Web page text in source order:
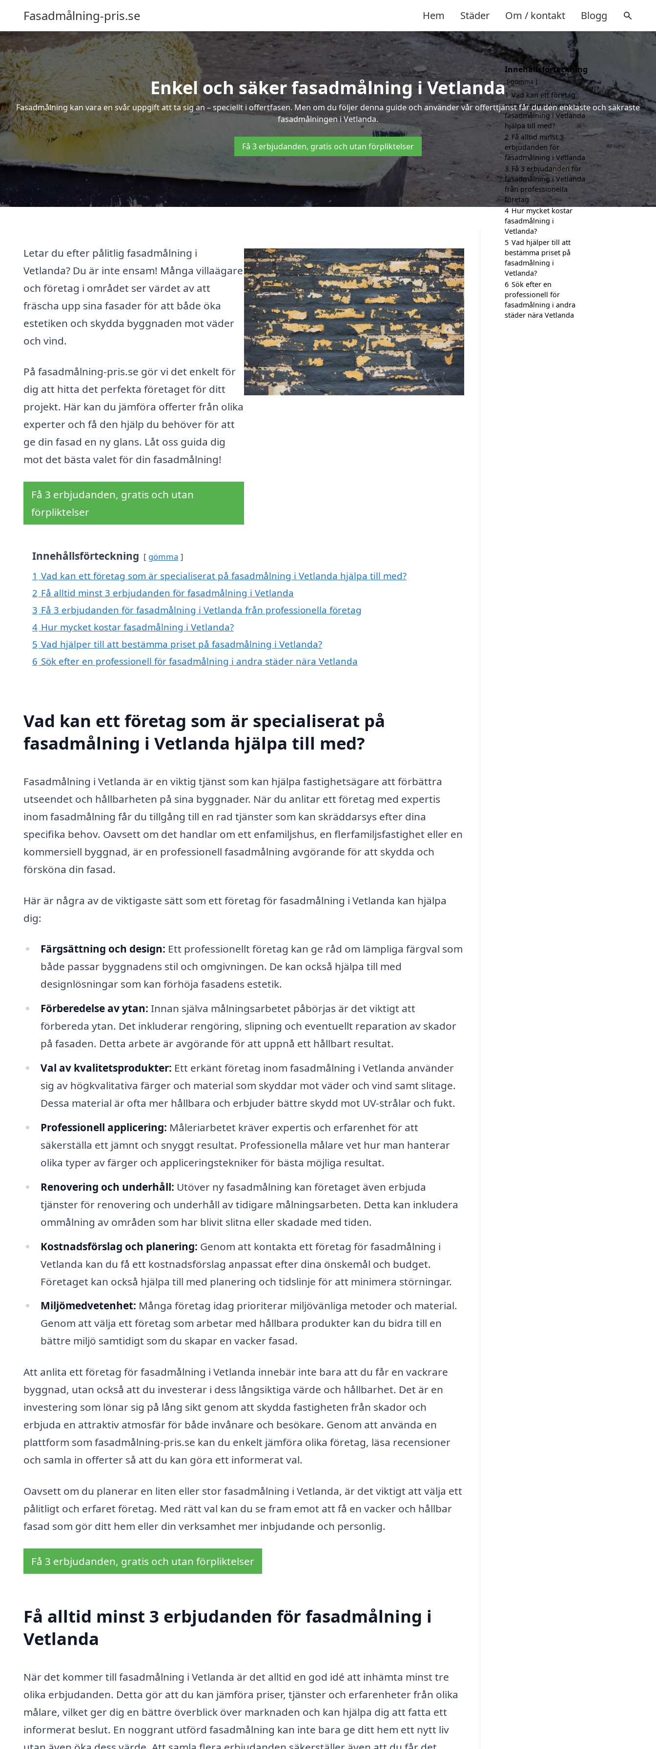
Fasadmålning-pris.se Hem Städer Om / kontakt Blogg
Enkel och säker fasadmålning i Vetlanda
Fasadmålning kan vara en svår uppgift att ta sig an – speciellt i offertfasen. Men om du följer denna guide och använder vår offerttjänst får du den enklaste och säkraste
fasadmålningen i Vetlanda.
Få 3 erbjudanden, gratis och utan förpliktelser
Letar du efter pålitlig fasadmålning i
Vetlanda? Du är inte ensam! Många villaägare
och företag i området ser värdet av att
fräscha upp sina fasader för att både öka
estetiken och skydda byggnaden mot väder
och vind.
På fasadmålning-pris.se gör vi det enkelt för
dig att hitta det perfekta företaget för ditt
projekt. Här kan du jämföra offerter från olika
experter och få den hjälp du behöver för att
ge din fasad en ny glans. Låt oss guida dig
mot det bästa valet för din fasadmålning!
Få 3 erbjudanden, gratis och utan
förpliktelser
Innehållsförteckning gömma
1 Vad kan ett företag som är specialiserat på fasadmålning i Vetlanda hjälpa till med?
2 Få alltid minst 3 erbjudanden för fasadmålning i Vetlanda
3 Få 3 erbjudanden för fasadmålning i Vetlanda från professionella företag
4 Hur mycket kostar fasadmålning i Vetlanda?
5 Vad hjälper till att bestämma priset på fasadmålning i Vetlanda?
6 Sök efter en professionell för fasadmålning i andra städer nära Vetlanda
Vad kan ett företag som är specialiserat på
fasadmålning i Vetlanda hjälpa till med?
Fasadmålning i Vetlanda är en viktig tjänst som kan hjälpa fastighetsägare att förbättra
utseendet och hållbarheten på sina byggnader. När du anlitar ett företag med expertis
inom fasadmålning får du tillgång till en rad tjänster som kan skräddarsys efter dina
specifika behov. Oavsett om det handlar om ett enfamiljshus, en flerfamiljsfastighet eller en
kommersiell byggnad, är en professionell fasadmålning avgörande för att skydda och
försköna din fasad.
Här är några av de viktigaste sätt som ett företag för fasadmålning i Vetlanda kan hjälpa
dig:
Färgsättning och design: Ett professionellt företag kan ge råd om lämpliga färgval som
både passar byggnadens stil och omgivningen. De kan också hjälpa till med
designlösningar som kan förhöja fasadens estetik.
Förberedelse av ytan: Innan själva målningsarbetet påbörjas är det viktigt att
förbereda ytan. Det inkluderar rengöring, slipning och eventuellt reparation av skador
på fasaden. Detta arbete är avgörande för att uppnå ett hållbart resultat.
Val av kvalitetsprodukter: Ett erkänt företag inom fasadmålning i Vetlanda använder
sig av högkvalitativa färger och material som skyddar mot väder och vind samt slitage.
Dessa material är ofta mer hållbara och erbjuder bättre skydd mot UV-strålar och fukt.
Professionell applicering: Måleriarbetet kräver expertis och erfarenhet för att
säkerställa ett jämnt och snyggt resultat. Professionella målare vet hur man hanterar
olika typer av färger och appliceringstekniker för bästa möjliga resultat.
Renovering och underhåll: Utöver ny fasadmålning kan företaget även erbjuda
tjänster för renovering och underhåll av tidigare målningsarbeten. Detta kan inkludera
ommålning av områden som har blivit slitna eller skadade med tiden.
Kostnadsförslag och planering: Genom att kontakta ett företag för fasadmålning i
Vetlanda kan du få ett kostnadsförslag anpassat efter dina önskemål och budget.
Företaget kan också hjälpa till med planering och tidslinje för att minimera störningar.
Miljömedvetenhet: Många företag idag prioriterar miljövänliga metoder och material.
Genom att välja ett företag som arbetar med hållbara produkter kan du bidra till en
bättre miljö samtidigt som du skapar en vacker fasad.
Att anlita ett företag för fasadmålning i Vetlanda innebär inte bara att du får en vackrare
byggnad, utan också att du investerar i dess långsiktiga värde och hållbarhet. Det är en
investering som lönar sig på lång sikt genom att skydda fastigheten från skador och
erbjuda en attraktiv atmosfär för både invånare och besökare. Genom att använda en
plattform som fasadmålning-pris.se kan du enkelt jämföra olika företag, läsa recensioner
och samla in offerter så att du kan göra ett informerat val.
Oavsett om du planerar en liten eller stor fasadmålning i Vetlanda, är det viktigt att välja ett
pålitligt och erfaret företag. Med rätt val kan du se fram emot att få en vacker och hållbar
fasad som gör ditt hem eller din verksamhet mer inbjudande och personlig.
Få 3 erbjudanden, gratis och utan förpliktelser
Få alltid minst 3 erbjudanden för fasadmålning i
Vetlanda
När det kommer till fasadmålning i Vetlanda är det alltid en god idé att inhämta minst tre
olika erbjudanden. Detta gör att du kan jämföra priser, tjänster och erfarenheter från olika
målare, vilket ger dig en bättre överblick över marknaden och kan hjälpa dig att fatta ett
informerat beslut. En noggrant utförd fasadmålning kan inte bara ge ditt hem ett nytt liv
Innehållsförteckning
gömma
1 Vad kan ett företag
som är specialiserat på
fasadmålning i Vetlanda
hjälpa till med?
2 Få alltid minst 3
erbjudanden för
fasadmålning i Vetlanda
3 Få 3 erbjudanden för
fasadmålning i Vetlanda
från professionella
företag
4 Hur mycket kostar
fasadmålning i
Vetlanda?
5 Vad hjälper till att
bestämma priset på
fasadmålning i
Vetlanda?
6 Sök efter en
professionell för
fasadmålning i andra
städer nära Vetlanda